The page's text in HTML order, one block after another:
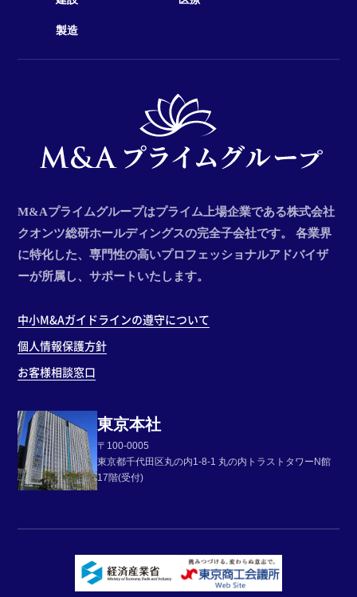
製造
М&Aプライムグループはプライム上場企業である株式会社
クオンツ総研ホールディングスの完全子会社です。 各業界
に特化した、専門性の高いプロフェッショナルアドバイザ
ーが所属し、サポートいたします。
中小M&Aガイドラインの遵守について
個人情報保護方針
お客様相談窓口
東京本社
〒100-0005
東京都千代田区丸の内1-8-1 丸の内トラストタワーN館
17階(受付)